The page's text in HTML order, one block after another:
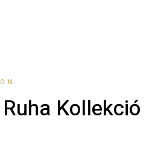
Kollekció